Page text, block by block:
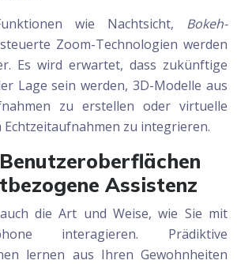
wie Nachtsicht, Bokeh-
Zoom-Technologien werden
Es wird erwartet, dass zukünftige
Lage sein werden, 3D-Modelle aus
zu erstellen oder virtuelle
zu integrieren.
Assistenz
die Art und Weise, wie Sie mit
interagieren. Prädiktive
lernen aus Ihren Gewohnheiten